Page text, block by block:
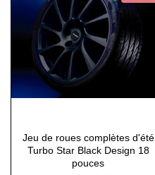
Jeu de roues complètes d'été
Turbo Star Black Design 18
pouces